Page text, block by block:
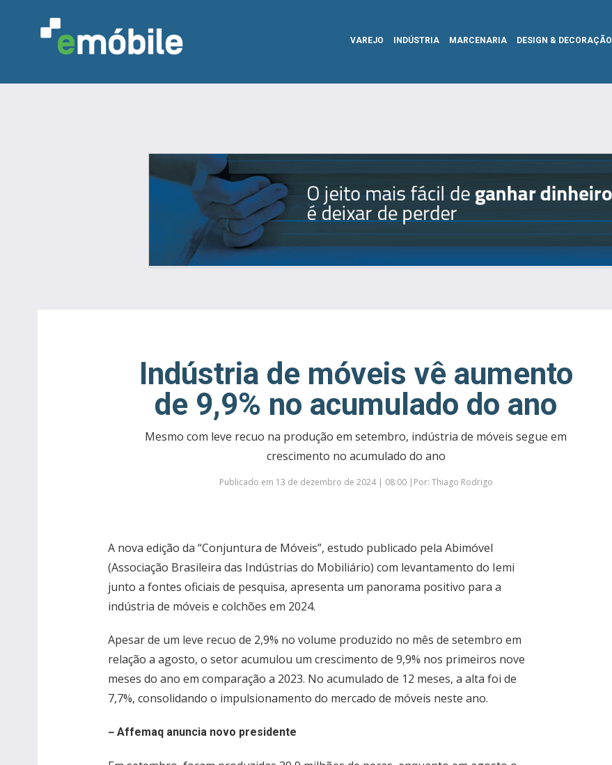
VAREJO INDÚSTRIA MARCENARIA DESIGN & DECORAÇÃO
Indústria de móveis vê aumento
de 9,9% no acumulado do ano
Mesmo com leve recuo na produção em setembro, indústria de móveis segue em
crescimento no acumulado do ano
Publicado em 13 de dezembro de 2024 | 08:00 |Por: Thiago Rodrigo
A nova edição da “Conjuntura de Móveis”, estudo publicado pela Abimóvel
(Associação Brasileira das Indústrias do Mobiliário) com levantamento do Iemi
junto a fontes oficiais de pesquisa, apresenta um panorama positivo para a
indústria de móveis e colchões em 2024.
Apesar de um leve recuo de 2,9% no volume produzido no mês de setembro em
relação a agosto, o setor acumulou um crescimento de 9,9% nos primeiros nove
meses do ano em comparação a 2023. No acumulado de 12 meses, a alta foi de
7,7%, consolidando o impulsionamento do mercado de móveis neste ano.
– Affemaq anuncia novo presidente